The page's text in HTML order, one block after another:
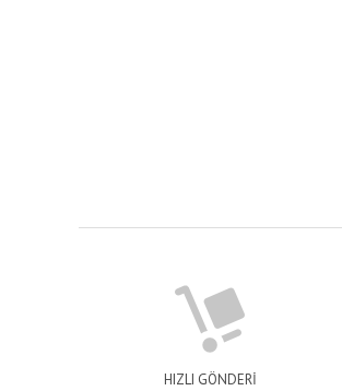
HIZLI GÖNDERİ